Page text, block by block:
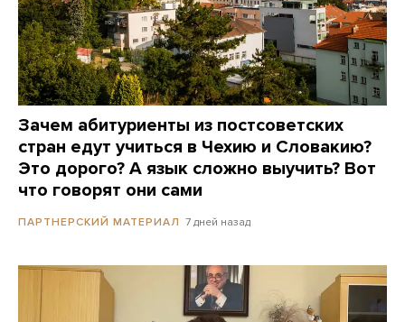
Зачем абитуриенты из постсоветских
стран едут учиться в Чехию и Словакию?
Это дорого? А язык сложно выучить? Вот
что говорят они сами
ПАРТНЕРСКИЙ МАТЕРИАЛ 7 дней назад